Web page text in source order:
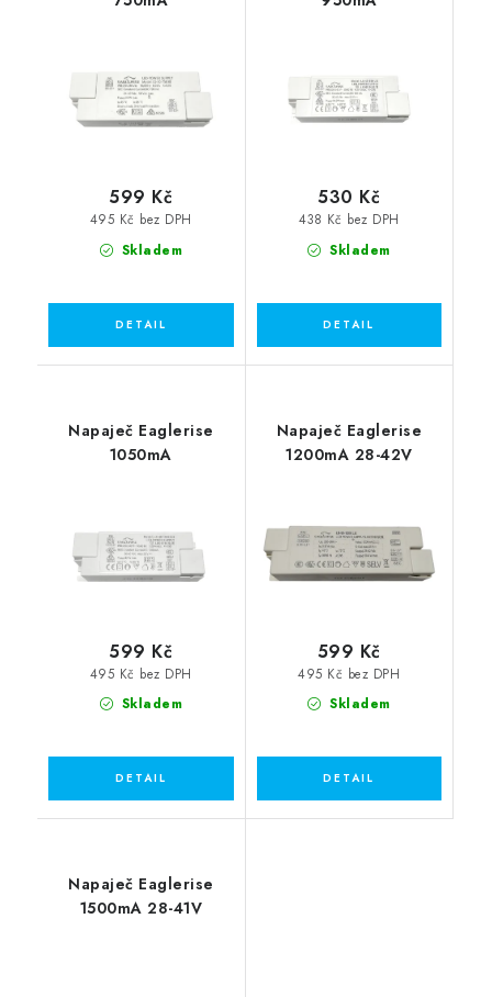
Skladem
495 Kč bez DPH
599 Kč
Skladem
438 Kč bez DPH
530 Kč
Napaječ Eaglerise
1050mA
Skladem
495 Kč bez DPH
599 Kč
Napaječ Eaglerise
1200mA 28-42V
Skladem
495 Kč bez DPH
599 Kč
Napaječ Eaglerise
1500mA 28-41V